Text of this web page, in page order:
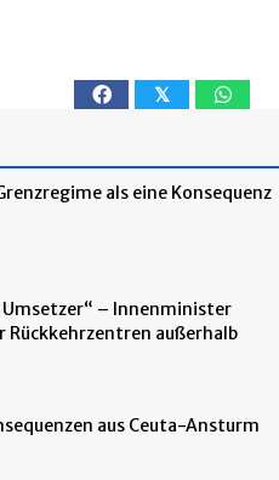
𝕏
als eine Konsequenz
Umsetzer“ – Innenminister
Rückkehrzentren außerhalb
aus Ceuta-Ansturm